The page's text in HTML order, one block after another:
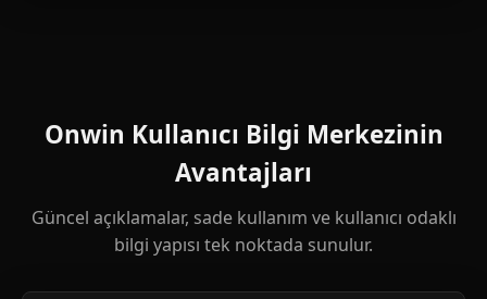
Onwin Kullanıcı Bilgi Merkezinin
Avantajları
Güncel açıklamalar, sade kullanım ve kullanıcı odaklı
bilgi yapısı tek noktada sunulur.